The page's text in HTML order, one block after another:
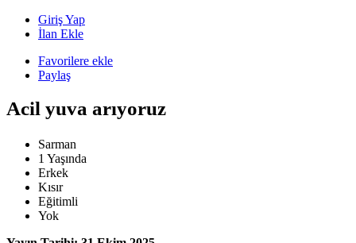
Giriş Yap
İlan Ekle
Favorilere ekle
Paylaş
Acil yuva arıyoruz
Sarman
1 Yaşında
Erkek
Kısır
Eğitimli
Yok